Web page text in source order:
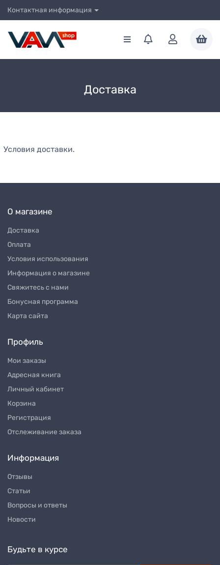
Контактная информация
Доставка
Условия доставки.
О магазине
Доставка
Оплата
Условия использования
Информация о магазине
Свяжитесь с нами
Бонусная программа
Карта сайта
Профиль
Мои заказы
Адресная книга
Личный кабинет
Корзина
Регистрация
Отслеживание заказа
Информация
Отзывы
Статьи
Вопросы и ответы
Новости
Будьте в курсе